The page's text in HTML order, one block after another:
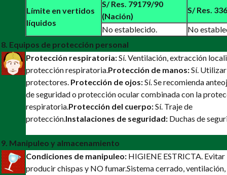
Límite en vertidos
líquidos
S/ Res. 79179/90
(Nación)
S/ Res.
No establecido.
No
8. Equipos de protección personal
Protección respiratoria:Sí. Ventilación, extracción
protección respiratoria.Protección de manos:Sí.
protectores. Protección de ojos:Sí. Se recomienda
de seguridad o protección ocular combinada con la
respiratoria.Protección del cuerpo:Sí. Traje de
protección.Instalaciones de seguridad: Duchas de
9. Manipuleo y almacenamiento
Condiciones de manipuleo: HIGIENE ESTRICTA. Evitar
producir chispas y NO fumar.Sistema cerrado,